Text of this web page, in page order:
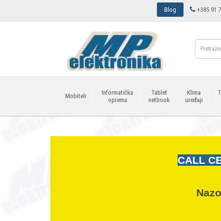
Blog +385 91
Mobiteli
Informatička
oprema
Tablet
netbook
Klima
uređaji
CALL